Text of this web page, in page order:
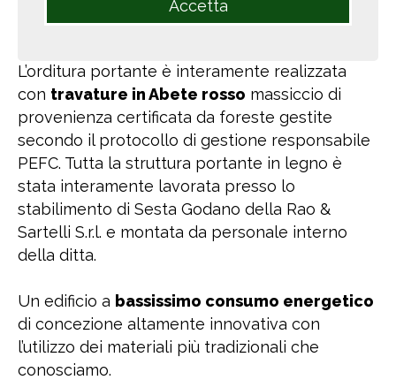
argilla.
L’orditura portante è interamente realizzata
con travature in Abete rosso massiccio di
provenienza certificata da foreste gestite
secondo il protocollo di gestione responsabile
PEFC. Tutta la struttura portante in legno è
stata interamente lavorata presso lo
stabilimento di Sesta Godano della Rao &
Sartelli S.r.l. e montata da personale interno
della ditta.
Un edificio a bassissimo consumo energetico
di concezione altamente innovativa con
l’utilizzo dei materiali più tradizionali che
conosciamo.
Accetta